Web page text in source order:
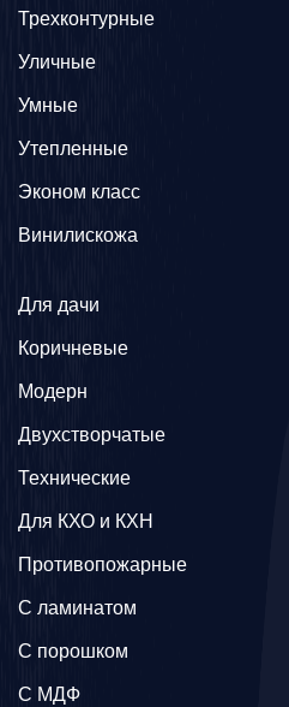
Трехконтурные
Уличные
Умные
Утепленные
Эконом класс
Винилискожа
Для дачи
Коричневые
Модерн
Двухстворчатые
Технические
Для КХО и КХН
Противопожарные
С ламинатом
С порошком
С МДФ